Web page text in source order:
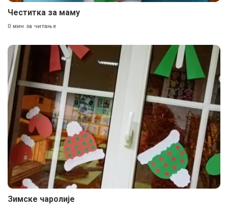
Честитка за маму
0 мин за читање
Зимске чаролије